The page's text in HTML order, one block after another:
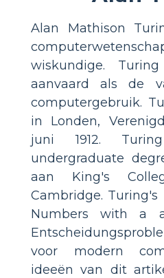
Alan Mathison
wiskundige.
aanvaard als de
computergebruik.
in Londen,
juni 1912.
undergraduate
aan King's
Cambridge.
Numbers with a
voor modern
ideeën van dit